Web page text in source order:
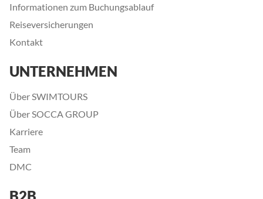
Informationen zum Buchungsablauf
Reiseversicherungen
Kontakt
UNTERNEHMEN
Über SWIMTOURS
Über SOCCA GROUP
Karriere
Team
DMC
B2B